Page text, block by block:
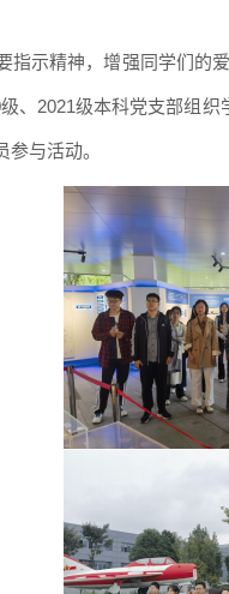
指示精神，增强同学们
、2021级本科党支部组
与活动。